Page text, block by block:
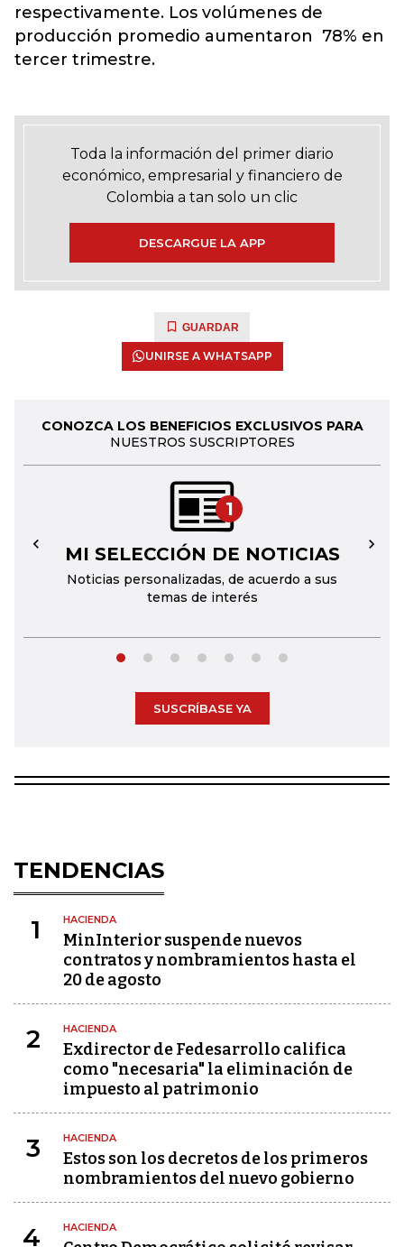
respectivamente. Los volúmenes de
producción promedio aumentaron 78% en
tercer trimestre.
Toda la información del primer diario
económico, empresarial y financiero de
Colombia a tan solo un clic
DESCARGUE LA APP
GUARDAR
UNIRSE A WHATSAPP
CONOZCA LOS BENEFICIOS EXCLUSIVOS PARA
NUESTROS SUSCRIPTORES
1
MI SELECCIÓN DE NOTICIAS
Noticias personalizadas, de acuerdo a sus
temas de interés
← →
SUSCRÍBASE YA
TENDENCIAS
1 HACIENDA
MinInterior suspende nuevos
contratos y nombramientos hasta el
20 de agosto
2 HACIENDA
Exdirector de Fedesarrollo califica
como "necesaria" la eliminación de
impuesto al patrimonio
3 HACIENDA
Estos son los decretos de los primeros
nombramientos del nuevo gobierno
4 HACIENDA